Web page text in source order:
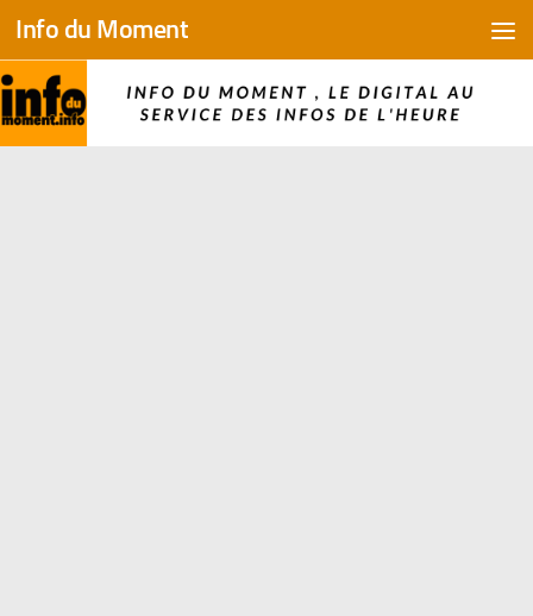
Skip to content
Info du Moment